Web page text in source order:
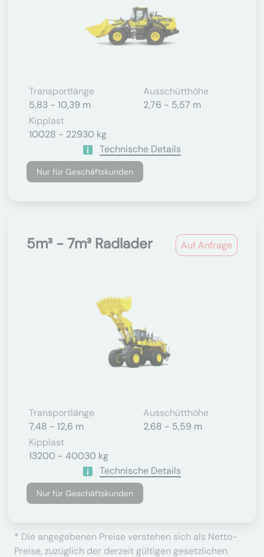
Transportlänge
5,83 - 10,39 m
Ausschütthöhe
2,76 - 5,57 m
Kipplast
10028 - 22930 kg
Technische Details
Nur für Geschäftskunden
Auf Anfrage
5m³ - 7m³ Radlader
Transportlänge
7,48 - 12,6 m
Ausschütthöhe
2,68 - 5,59 m
Kipplast
13200 - 40030 kg
Technische Details
Nur für Geschäftskunden
* Die angegebenen Preise verstehen sich als Netto-
Preise, zuzüglich der derzeit gültigen gesetzlichen